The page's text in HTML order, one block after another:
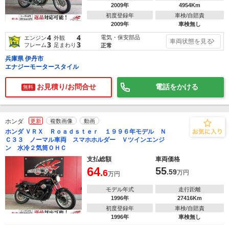
2009年
4954Km
初度登録年
2009年
車検/自賠責
車検無し
エンジン4 外観 4
フレーム3 足まわり 3
電気・保安部品
正常
車両状態を見る
兵庫県 伊丹市
エナジーモータースタイル
無料 お見積り/お問合せ 電話をかける
ホンダ 更新 複数画像 動画
ホンダ ＶＲＸ Ｒｏａｄｓｔｅｒ １９９６年モデル Ｎ
Ｃ３３ ノーマル車両 スマホホルダー Ｖツインエンジ
ン 水冷２気筒ＯＨＣ
支払総額
車両価格
64.6万円 55.59万円
モデル年式
1996年
走行距離
27416Km
初度登録年
1996年
車検/自賠責
車検無し